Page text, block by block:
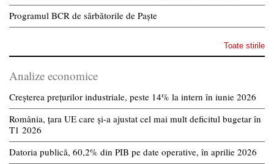
Programul BCR de sărbătorile de Paște
Toate stirile
Analize economice
Creșterea prețurilor industriale, peste 14% la intern în iunie 2026
România, țara UE care și-a ajustat cel mai mult deficitul bugetar în
T1 2026
Datoria publică, 60,2% din PIB pe date operative, în aprilie 2026